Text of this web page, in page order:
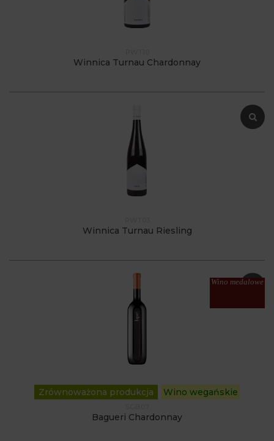
Winnica Turnau Chardonnay
Winnica Turnau Riesling
Wino medalowe
Zrównoważona produkcja Wino wegańskie
Bagueri Chardonnay